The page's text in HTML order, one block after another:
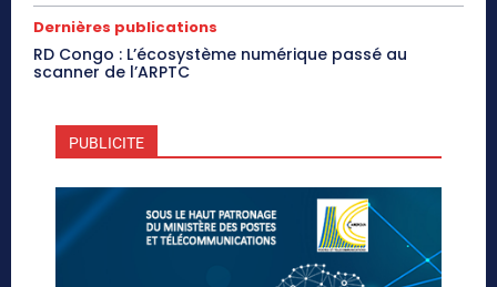
Dernières publications
RD Congo : L’écosystème numérique passé au
scanner de l’ARPTC
PUBLICITE